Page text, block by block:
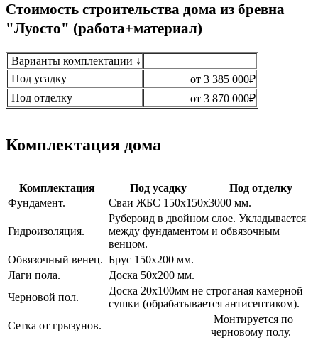
Стоимость строительства дома из бревна
"Луосто" (работа+материал)
Варианты комплектации ↓
Под усадку
от 3 385 000₽
Под отделку
от 3 870 000₽
Комплектация дома
Комплектация Под усадку
Под отделку
Фундамент.
Сваи ЖБС 150х150х3000 мм.
Гидроизоляция.
Рубероид в двойном слое. Укладывается
между фундаментом и обвязочным
венцом.
Обвязочный венец. Брус 150х200 мм.
Лаги пола.
Доска 50х200 мм.
Черновой пол.
Доска 20х100мм не строганая камерной
сушки (обрабатывается антисептиком).
Сетка от грызунов.
Монтируется по
черновому полу.